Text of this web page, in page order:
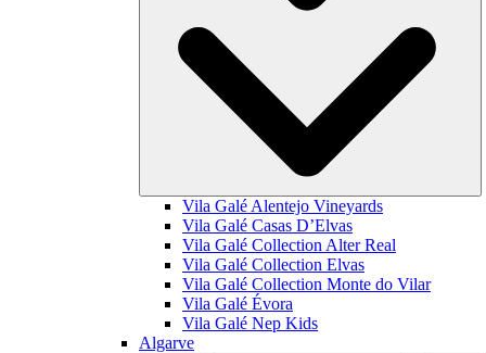
Vila Galé Alentejo Vineyards
Vila Galé Casas D’Elvas
Vila Galé Collection Alter Real
Vila Galé Collection Elvas
Vila Galé Collection Monte do Vilar
Vila Galé Évora
Vila Galé Nep Kids
Algarve